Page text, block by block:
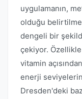
uygulamanın,
olduğu
dengeli bir
çekiyor.
vitamin
enerji
Dresden'deki